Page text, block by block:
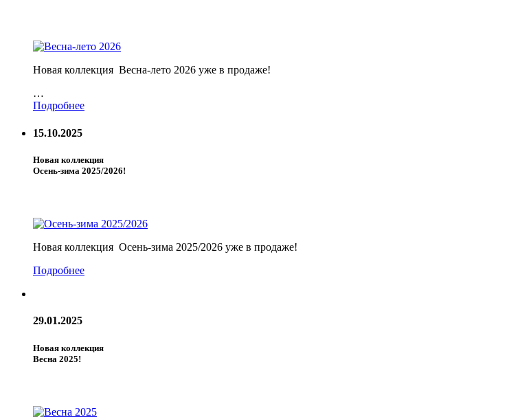
Новая коллекция Весна-лето 2026 уже в продаже!
…
Подробнее
15.10.2025
Новая коллекция
Осень-зима 2025/2026!
Новая коллекция Осень-зима 2025/2026 уже в продаже!
Подробнее
29.01.2025
Новая коллекция
Весна 2025!